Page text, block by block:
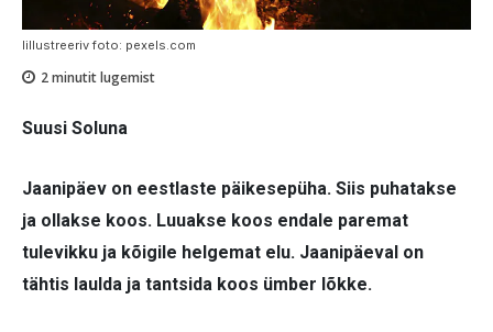
Iillustreeriv foto: pexels.com
2minutit lugemist
Suusi Soluna
Jaanipäev on eestlaste päikesepüha. Siis puhatakse
ja ollakse koos. Luuakse koos endale paremat
tulevikku ja kõigile helgemat elu. Jaanipäeval on
tähtis laulda ja tantsida koos ümber lõkke.